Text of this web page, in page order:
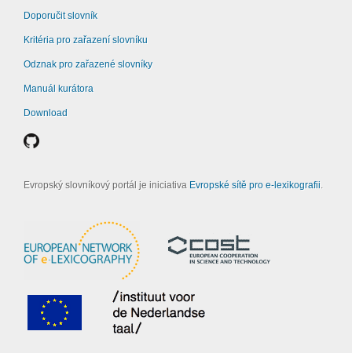
Doporučit slovník
Kritéria pro zařazení slovníku
Odznak pro zařazené slovníky
Manuál kurátora
Download
Evropský slovníkový portál je iniciativa Evropské sítě pro e-lexikografii.